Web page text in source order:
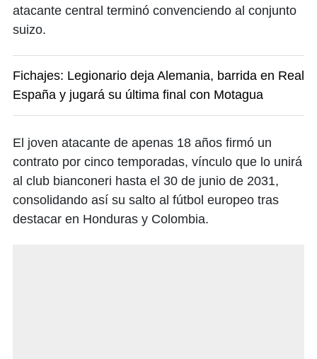
atacante central terminó convenciendo al conjunto
suizo.
Fichajes: Legionario deja Alemania, barrida en Real
España y jugará su última final con Motagua
El joven atacante de apenas 18 años firmó un
contrato por cinco temporadas, vínculo que lo unirá
al club bianconeri hasta el 30 de junio de 2031,
consolidando así su salto al fútbol europeo tras
destacar en Honduras y Colombia.